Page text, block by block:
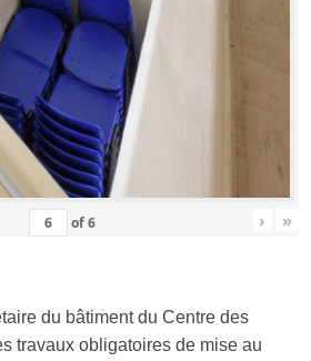
of6 › »
du bâtiment du Centre des
travaux obligatoires de mise au